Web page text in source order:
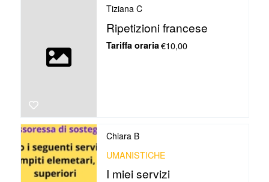
Tiziana C
Ripetizioni francese
Tariffa oraria €10,00
Chiara B
UMANISTICHE
I miei servizi